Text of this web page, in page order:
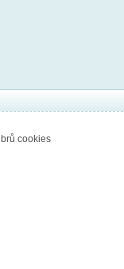
cookies